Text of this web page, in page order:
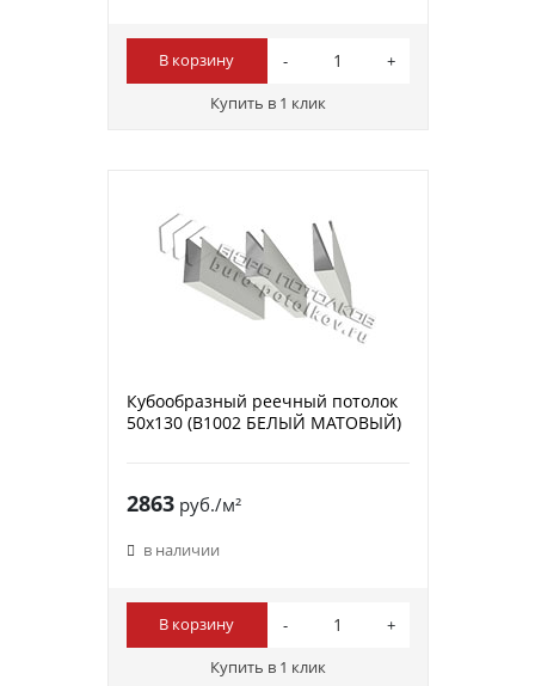
В корзину
Купить в 1 клик
Кубообразный реечный потолок
50х130 (B1002 БЕЛЫЙ МАТОВЫЙ)
2863руб./м²
в наличии
В корзину
Купить в 1 клик